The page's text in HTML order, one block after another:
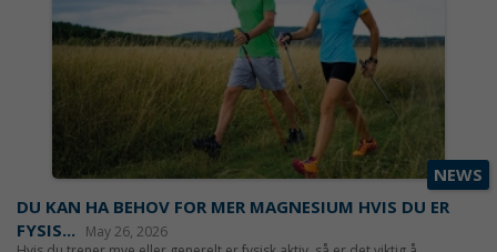
NEWS
DU KAN HA BEHOV FOR MER MAGNESIUM HVIS DU ER
FYSIS...
May 26, 2026